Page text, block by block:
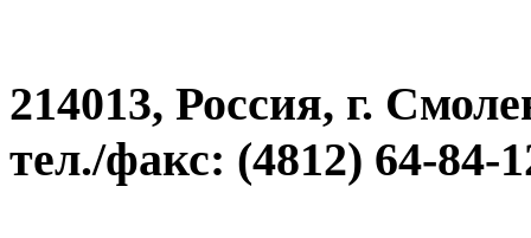
214013, Россия, г.
тел./факс: (4812) 64-84-